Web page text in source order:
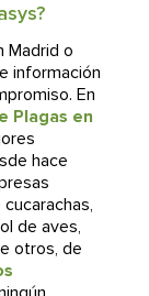
Madrid o
información
En
Plagas en
hace
de aves,
otros, de